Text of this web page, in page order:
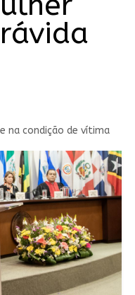
na condição de vítima